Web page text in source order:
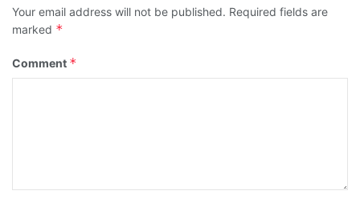
Your email address will not be published. Required fields are
marked *
Comment *